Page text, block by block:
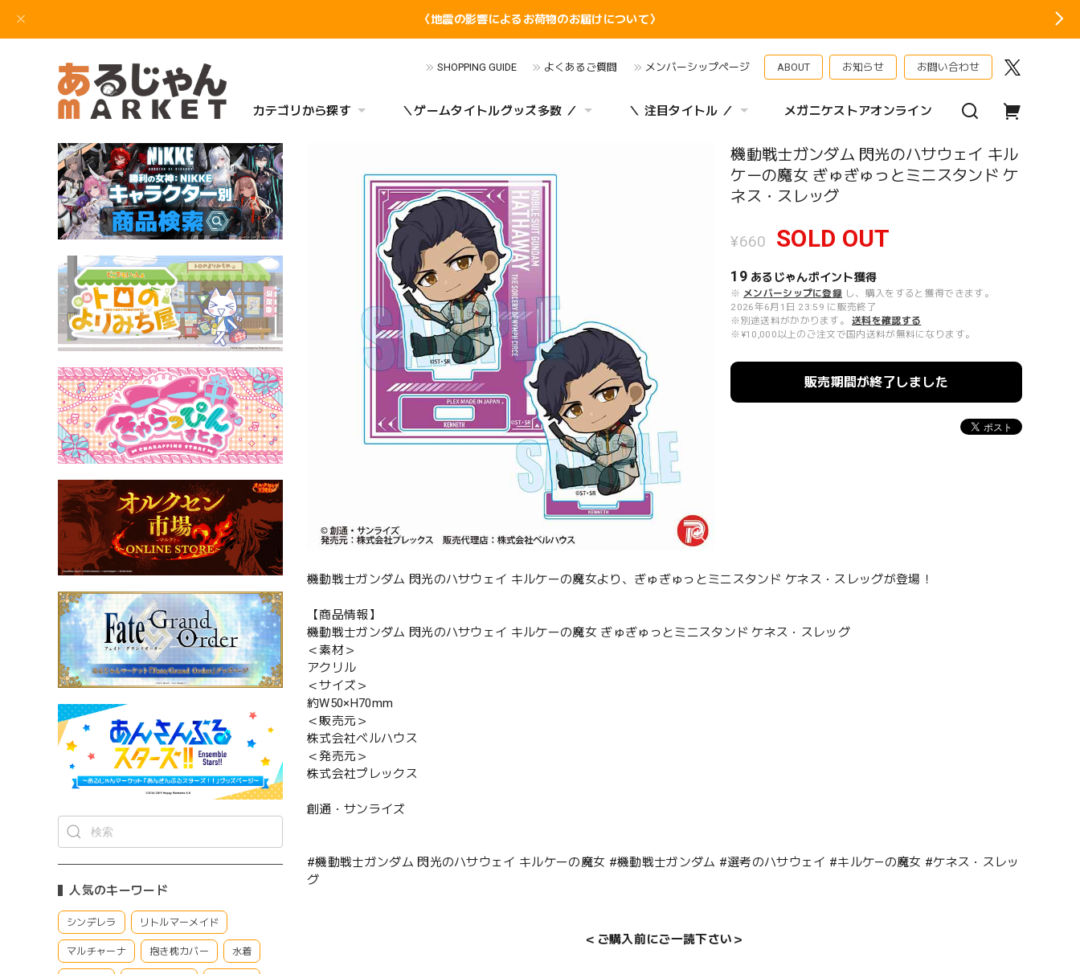
〈地震の影響によるお荷物のお届けについて〉
SHOPPING GUIDE よくあるご質問 メンバーシップページ ABOUT お知らせ お問い合わせ
カテゴリから探す ＼ゲームタイトルグッズ多数 ／ ＼ 注目タイトル ／ メガニケストアオンライン
人気のキーワード
シンデレラ リトルマーメイド
マルチャーナ 抱き枕カバー 水着
機動戦士ガンダム 閃光のハサウェイ キル
ケーの魔女 ぎゅぎゅっとミニスタンド ケ
ネス・スレッグ
¥660 SOLD OUT
19 あるじゃんポイント獲得
※ メンバーシップに登録 し、購入をすると獲得できます。
2026年6月1日 23:59 に販売終了
※別途送料がかかります。
送料を確認する
※¥10,000以上のご注文で国内送料が無料になります。
販売期間が終了しました
機動戦士ガンダム 閃光のハサウェイ キルケーの魔女より、ぎゅぎゅっとミニスタンド ケネス・スレッグが登場！
【商品情報】
機動戦士ガンダム 閃光のハサウェイ キルケーの魔女 ぎゅぎゅっとミニスタンド ケネス・スレッグ
＜素材＞
アクリル
＜サイズ＞
約W50×H70mm
＜販売元＞
株式会社ベルハウス
＜発売元＞
株式会社プレックス
創通・サンライズ
#機動戦士ガンダム 閃光のハサウェイ キルケーの魔女 #機動戦士ガンダム #選考のハサウェイ #キルケ—の魔女 #ケネス・スレッ
グ
＜ご購入前にご一読下さい＞